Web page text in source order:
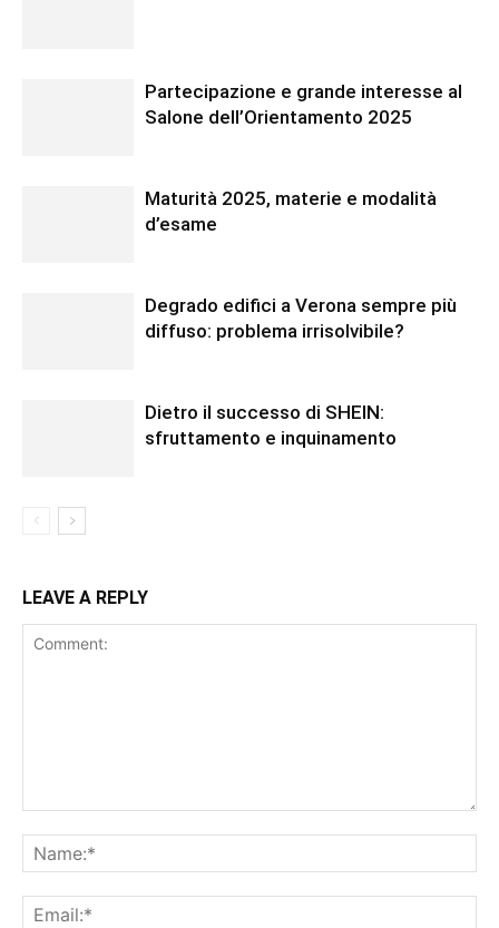
Partecipazione e grande interesse al
Salone dell’Orientamento 2025
Maturità 2025, materie e modalità
d’esame
Degrado edifici a Verona sempre più
diffuso: problema irrisolvibile?
Dietro il successo di SHEIN:
sfruttamento e inquinamento
LEAVE A REPLY